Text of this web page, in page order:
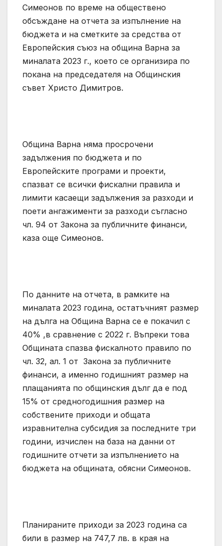
Симеонов по време на обществено
обсъждане на отчета за изпълнение на
бюджета и на сметките за средства от
Европейския съюз на община Варна за
миналата 2023 г., което се организира по
покана на председателя на Общинския
съвет Христо Димитров.
Община Варна няма просрочени
задължения по бюджета и по
Европейските програми и проекти,
спазват се всички фискални правила и
лимити касаещи задължения за разходи и
поети ангажименти за разходи съгласно
чл. 94 от Закона за публичните финанси,
каза още Симеонов.
По данните на отчета, в рамките на
миналата 2023 година, остатъчният размер
на дълга на Община Варна се е покачил с
40% ,в сравнение с 2022 г. Въпреки това
Общината спазва фискалното правило по
чл. 32, ал. 1 от Закона за публичните
финанси, а именно годишният размер на
плащанията по общинския дълг да е под
15% от средногодишния размер на
собствените приходи и общата
изравнителна субсидия за последните три
години, изчислен на база на данни от
годишните отчети за изпълнението на
бюджета на общината, обясни Симеонов.
Планираните приходи за 2023 година са
били в размер на 747,7 лв. в края на